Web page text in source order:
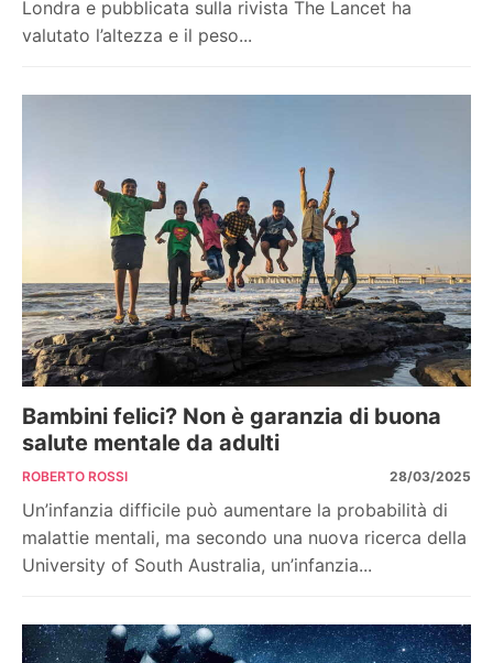
Londra e pubblicata sulla rivista The Lancet ha
valutato l’altezza e il peso...
Bambini felici? Non è garanzia di buona
salute mentale da adulti
ROBERTO ROSSI 28/03/2025
Un’infanzia difficile può aumentare la probabilità di
malattie mentali, ma secondo una nuova ricerca della
University of South Australia, un’infanzia...